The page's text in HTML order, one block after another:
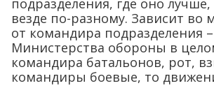
подразделения, где оно лучше,
везде по-разному. Зависит во
от командира подразделения
Министерства обороны в
командира батальонов, рот,
командиры боевые, то